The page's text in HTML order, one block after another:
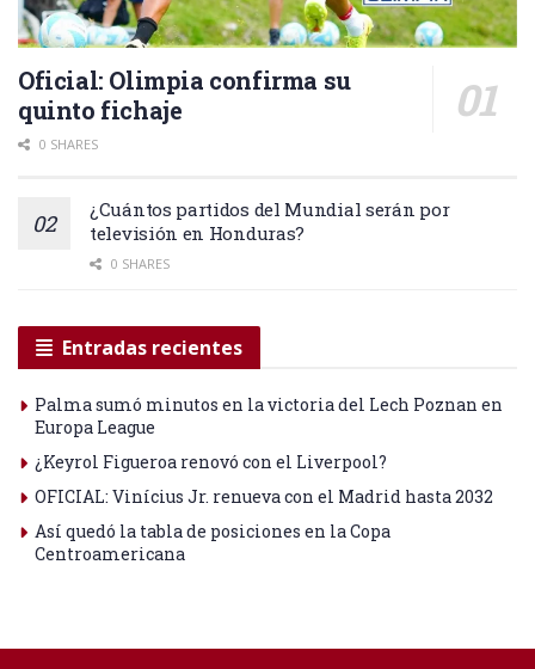
Oficial: Olimpia confirma su
quinto fichaje
0 SHARES
¿Cuántos partidos del Mundial serán por
televisión en Honduras?
0 SHARES
Entradas recientes
Palma sumó minutos en la victoria del Lech Poznan en
Europa League
¿Keyrol Figueroa renovó con el Liverpool?
OFICIAL: Vinícius Jr. renueva con el Madrid hasta 2032
Así quedó la tabla de posiciones en la Copa
Centroamericana